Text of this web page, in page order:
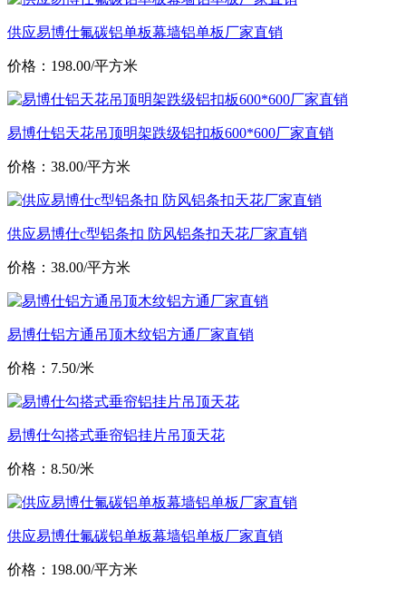
供应易博仕氟碳铝单板幕墙铝单板厂家直销
价格：198.00/平方米
易博仕铝天花吊顶明架跌级铝扣板600*600厂家直销
价格：38.00/平方米
供应易博仕c型铝条扣 防风铝条扣天花厂家直销
价格：38.00/平方米
易博仕铝方通吊顶木纹铝方通厂家直销
价格：7.50/米
易博仕勾搭式垂帘铝挂片吊顶天花
价格：8.50/米
供应易博仕氟碳铝单板幕墙铝单板厂家直销
价格：198.00/平方米